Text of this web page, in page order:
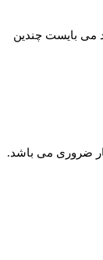
می بایست چندین
ضروری می باشد.